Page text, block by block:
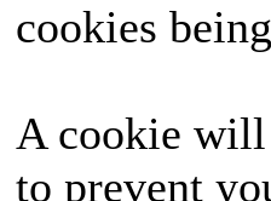
cookies
A cookie will
to prevent